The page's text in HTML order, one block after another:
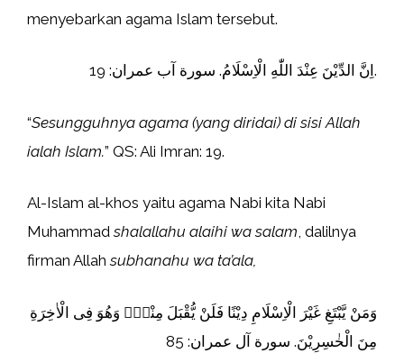
menyebarkan agama Islam tersebut.
اِنَّ الدِّيْنَ عِنْدَ اللّٰهِ الْاِسْلَامُ. سورة آب عمران: 19.
“Sesungguhnya agama (yang diridai) di sisi Allah
ialah Islam.” QS: Ali Imran: 19.
Al-Islam al-khos yaitu agama Nabi kita Nabi
Muhammadshalallahu alaihi wa salam, dalilnya
firman Allahsubhanahu wa ta’ala,
وَمَنْ يَّبْتَغِ غَيْرَ الْاِسْلَامِ دِيْنًا فَلَنْ يُّقْبَلَ مِنْهُۚ وَهُوَ فِى الْاٰخِرَةِ
مِنَ الْخٰسِرِيْنَ. سورة آل عمران: 85